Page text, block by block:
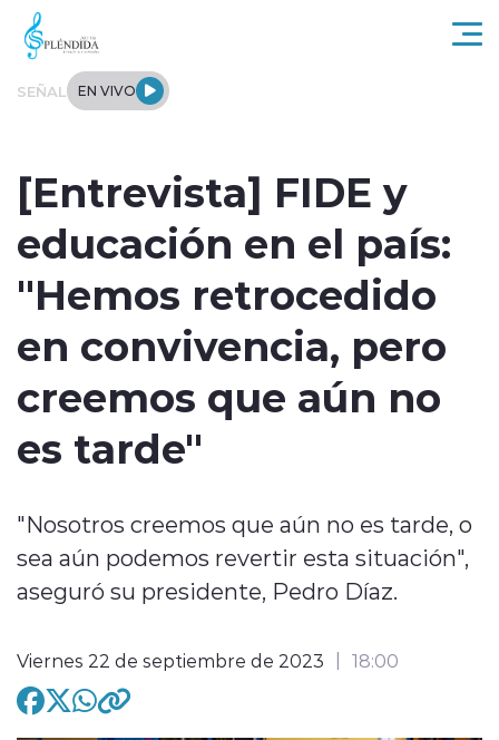
Click acá para ir directamente al contenido
SEÑAL EN VIVO
Internacional
Deportes
modo claro
[Entrevista] FIDE y
educación en el país:
"Hemos retrocedido
en convivencia, pero
creemos que aún no
es tarde"
"Nosotros creemos que aún no es tarde, o
sea aún podemos revertir esta situación",
aseguró su presidente, Pedro Díaz.
Viernes 22 de septiembre de 2023 18:00